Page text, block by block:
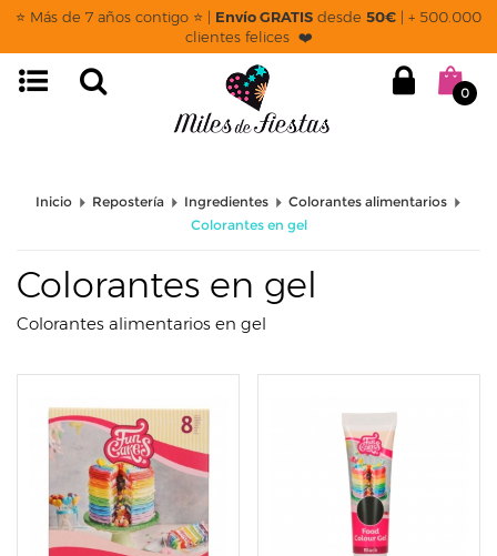
⭐ Más de 7 años contigo ⭐ | Envío GRATIS desde 50€ | + 500.000
clientes felices ❤️
0
page: listado
Inicio Repostería Ingredientes
Colorantes alimentarios
Colorantes en gel
Colorantes en gel
Colorantes alimentarios en gel